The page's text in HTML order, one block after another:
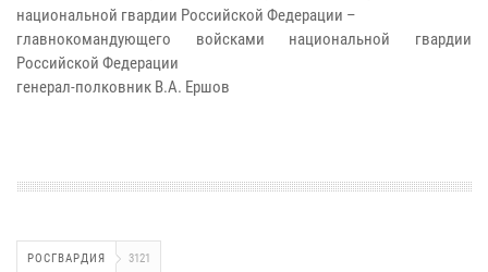
национальной гвардии Российской Федерации –
главнокомандующего войсками национальной гвардии
Российской Федерации
генерал-полковник В.А. Ершов
РОСГВАРДИЯ 3121